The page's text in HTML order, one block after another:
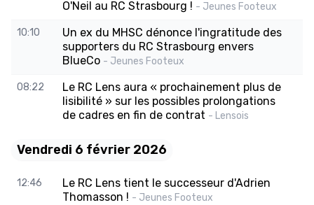
O'Neil au RC Strasbourg ! - Jeunes Footeux
10:10
Un ex du MHSC dénonce l'ingratitude des
supporters du RC Strasbourg envers
BlueCo - Jeunes Footeux
08:22
Le RC Lens aura « prochainement plus de
lisibilité » sur les possibles prolongations
de cadres en fin de contrat - Lensois
Vendredi 6 février 2026
12:46
Le RC Lens tient le successeur d'Adrien
Thomasson ! - Jeunes Footeux